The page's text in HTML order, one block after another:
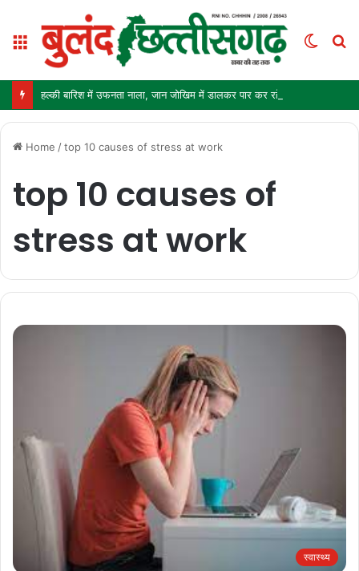
Menu
Switch
Home /top 10 causes of stress at work
top 10 causes of
stress at work
स्वास्थ्य